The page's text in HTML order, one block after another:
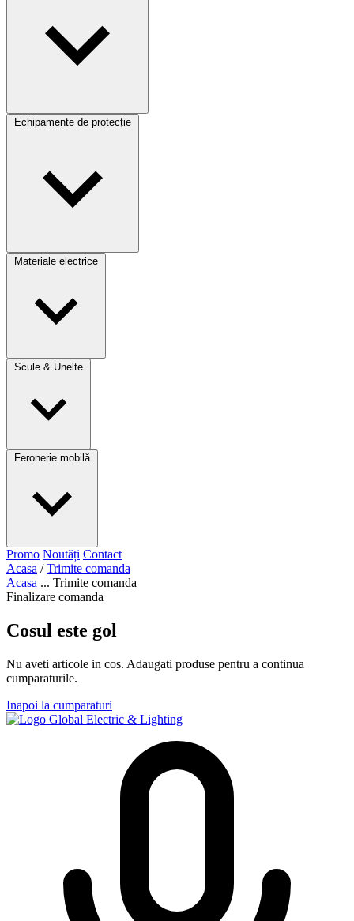
Echipamente de protecție
Materiale electrice
Scule & Unelte
Feronerie mobilă
Promo Noutăți Contact
Acasa / Trimite comanda
Acasa ... Trimite comanda
Finalizare comanda
Cosul este gol
Nu aveti articole in cos. Adaugati produse pentru a continua
cumparaturile.
Inapoi la cumparaturi